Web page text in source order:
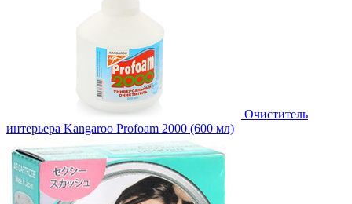
Очиститель
интерьера Kangaroo Profoam 2000 (600 мл)